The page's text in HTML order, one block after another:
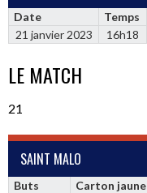
Date Temps
21 janvier 2023
16h18
LE MATCH
21
SAINT MALO
Buts Carton jaune